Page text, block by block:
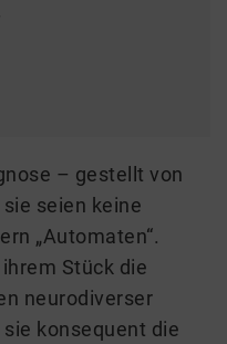
– gestellt von
seien keine
„Automaten“.
Stück die
neurodiverser
konsequent die